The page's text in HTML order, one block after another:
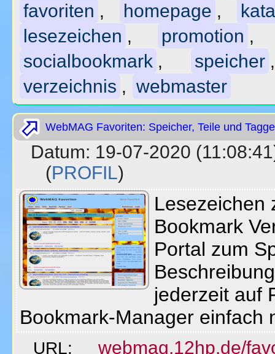
favoriten , homepage ,
lesezeichen , promotion
socialbookmark , speicher
verzeichnis , webmaster
WebMAG Favoriten: Speicher, Teile und
Datum: 19-07-2020
(PROFIL)
Lesezeichen
Bookmark
Portal zum
jederzeit auf
Bookmark-Manager einfach
URL: webmag.12hp.de/